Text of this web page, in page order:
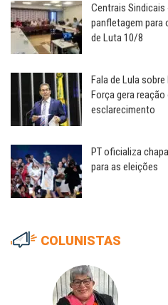
Centrais Sindicais
panfletagem para
de Luta 10/8
Fala de Lula
Força gera reação
esclarecimento
PT oficializa
para as eleições
COLUNISTAS